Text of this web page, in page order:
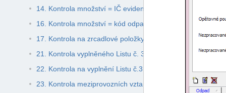
14. Kontrola množství = IČ evidenta nebo partnera - V
16. Kontrola množství = kód odpadu – V evidenci odpadů
17. Kontrola na zrcadlové položky. Kategorie N a
21. Kontrola vyplněného Listu č. 3 v případě nakládání s
22. Kontrola na vyplnění Listu č.3 při neexistenci kalů v
23. Kontrola meziprovozních vztahů